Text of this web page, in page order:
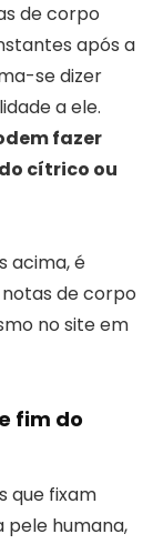
de corpo
após a
se dizer
a ele.
fazer
cítrico ou
acima, é
de corpo
no site em
fim do
que fixam
pele humana,